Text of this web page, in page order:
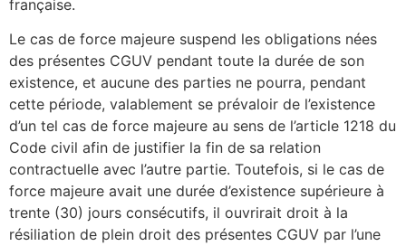
française.
Le cas de force majeure suspend les obligations nées
des présentes CGUV pendant toute la durée de son
existence, et aucune des parties ne pourra, pendant
cette période, valablement se prévaloir de l’existence
d’un tel cas de force majeure au sens de l’article 1218 du
Code civil afin de justifier la fin de sa relation
contractuelle avec l’autre partie. Toutefois, si le cas de
force majeure avait une durée d’existence supérieure à
trente (30) jours consécutifs, il ouvrirait droit à la
résiliation de plein droit des présentes CGUV par l’une